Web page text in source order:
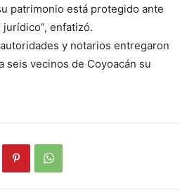
patrimonio está protegido ante
enfatizó.
y notarios entregaron
seis vecinos de Coyoacán su